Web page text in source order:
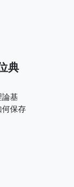
典
基
保存